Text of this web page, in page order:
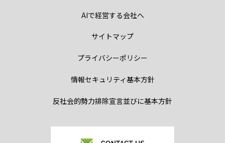
AIで経営する会社へ
サイトマップ
プライバシーポリシー
情報セキュリティ基本方針
反社会的勢力排除宣言並びに基本方針